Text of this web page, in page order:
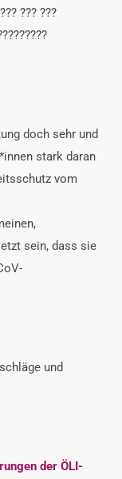
??? ???
doch sehr und
stark daran
vom
sein, dass sie
und
der ÖLI-